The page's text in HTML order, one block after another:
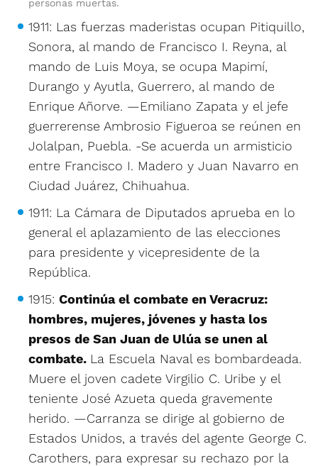
personas muertas.
1911: Las fuerzas maderistas ocupan Pitiquillo,
Sonora, al mando de Francisco I. Reyna, al
mando de Luis Moya, se ocupa Mapimí,
Durango y Ayutla, Guerrero, al mando de
Enrique Añorve. —Emiliano Zapata y el jefe
guerrerense Ambrosio Figueroa se reúnen en
Jolalpan, Puebla. -Se acuerda un armisticio
entre Francisco I. Madero y Juan Navarro en
Ciudad Juárez, Chihuahua.
1911: La Cámara de Diputados aprueba en lo
general el aplazamiento de las elecciones
para presidente y vicepresidente de la
República.
1915: Continúa el combate en Veracruz:
hombres, mujeres, jóvenes y hasta los
presos de San Juan de Ulúa se unen al
combate. La Escuela Naval es bombardeada.
Muere el joven cadete Virgilio C. Uribe y el
teniente José Azueta queda gravemente
herido. —Carranza se dirige al gobierno de
Estados Unidos, a través del agente George C.
Carothers, para expresar su rechazo por la